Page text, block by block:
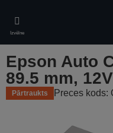
main
content
Izvēlne
Epson Auto
89.5 mm, 12V
Pārtraukts Preces kods: